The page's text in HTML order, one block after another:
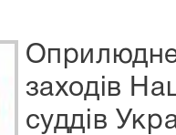
заходів
суддів